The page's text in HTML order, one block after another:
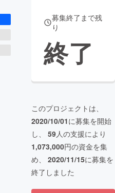
募集終了まで残
り
終了
このプロジェクトは、
2020/10/01に募集を開始
し、 59人の支援により
1,073,000円の資金を集
め、 2020/11/15に募集を
終了しました